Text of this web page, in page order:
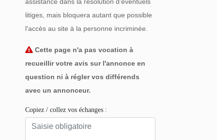
litiges, mais bloquera autant que possible
l'accès au site à la personne incriminée.
Cette page n'a pas vocation à
recueillir votre avis sur l'annonce en
question ni à régler vos différends
avec un annonceur.
Copiez / collez vos échanges :